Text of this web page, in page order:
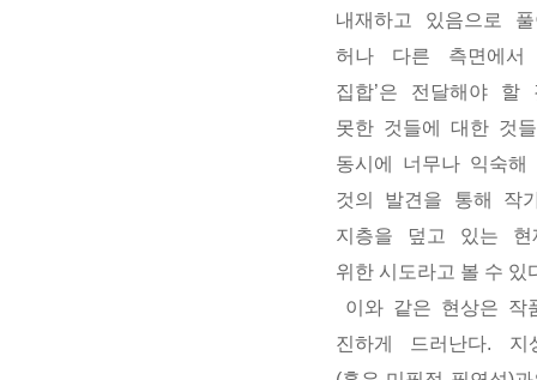
내재하고 있음으로
허나 다른 측면에서
집합’은 전달해야 할
못한 것들에 대한 것
동시에 너무나 익숙해
것의 발견을 통해 작
지층을 덮고 있는 현
위한 시도라고 볼 수 있
이와 같은 현상은 작
진하게 드러난다. 지